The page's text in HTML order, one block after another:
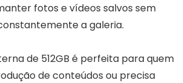
fotos e vídeos salvos sem
a galeria.
de 512GB é perfeita para quem
de conteúdos ou precisa